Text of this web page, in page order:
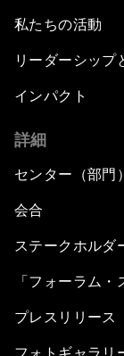
私たちの活動
リーダーシップ
インパクト
詳細
センター（部門）
会合
ステークホルダ
「フォーラム・
プレスリリース